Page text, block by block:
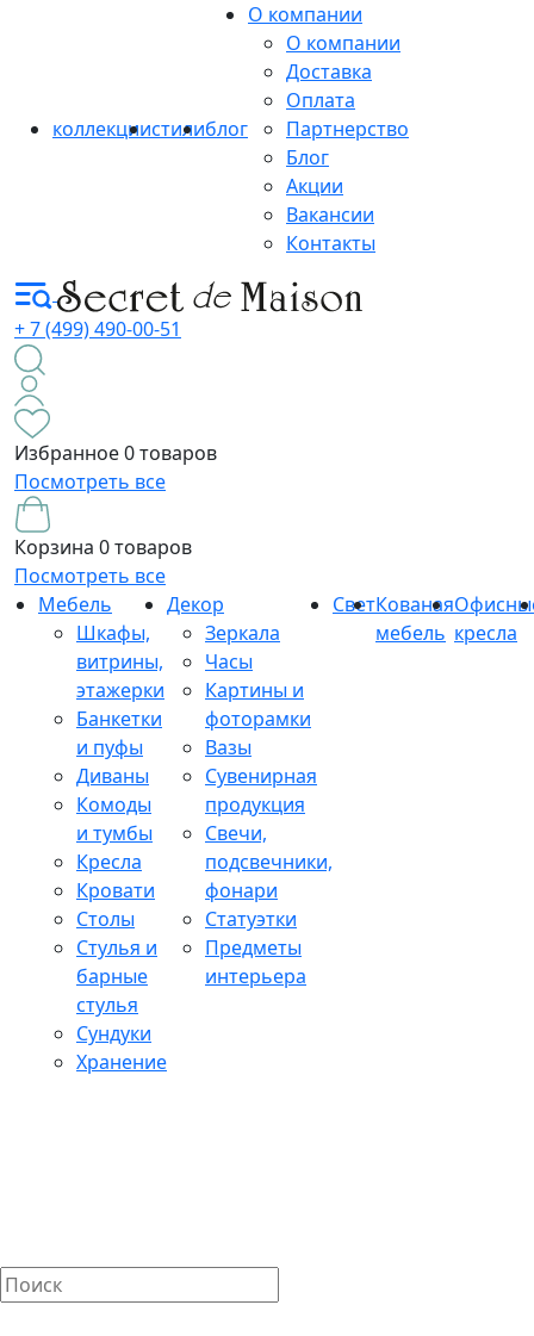
коллекциистилиблог
О компании
О компании
Доставка
Оплата
Партнерство
Блог
Акции
Вакансии
Контакты
+ 7 (499) 490-00-51
Избранное0 товаров
Посмотреть все
Корзина 0 товаров
Посмотреть все
Мебель
Шкафы,
витрины,
этажерки
Банкетки
и пуфы
Диваны
Комоды
и тумбы
Кресла
Кровати
Столы
Стулья и
барные
стулья
Сундуки
Хранение
Декор
Зеркала
Часы
Картины и
фоторамки
Вазы
Сувенирная
продукция
Свечи,
подсвечники,
фонари
Статуэтки
Предметы
интерьера
СветКованая
мебель кресла